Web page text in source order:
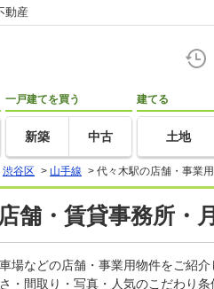
動産
一戸建てを買う
新築 中古
建てる
土地
渋谷区 > 山手線 > 代々木駅の店舗・事業
舗・賃貸事務所・
場などの店舗・事業用物件をご紹
・間取り・写真・人気のこだわり